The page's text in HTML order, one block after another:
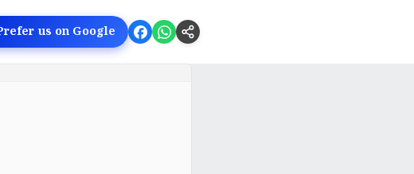
us on Google